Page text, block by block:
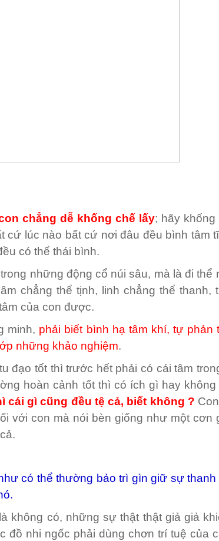
chẳng dễ khống chế lấy; hãy khống
cứ lúc nào bất cứ nơi đâu đều bình tâm
có thể thái bình.
những động cổ núi sâu, mà là đi thể
chẳng thể tịnh, linh chẳng thể thanh,
của con được.
minh, phải biết bình hạ tâm khí, tự phản
những khảo nghiệm.
đạo tốt thì trước hết phải có cái tâm
hoàn cảnh tốt thì có ích gì hay không
cái gì cũng đều tệ cả, biết không ?
với con mà nói bèn giống như một cơn
có thể thường bảo trì gìn giữ sự thanh
không có, những sự thật thật giả giả
đồ nhi ngốc phải dùng chơn trí tuệ của